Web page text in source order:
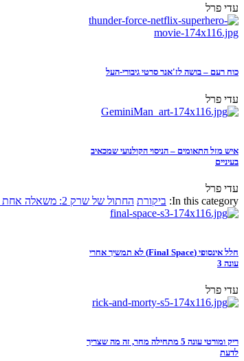
עדי פרל
כוח רעם – בושה לז'אנר סרטי גיבורי-העל
עדי פרל
איש מזל התאומים – הניסוי הקולנועי שמכאיב
בעיניים
עדי פרל
In this category: ביקורת החתול של שרק 2: משאלה אחת ודי
חלל אינסופי (Final Space) לא תמשיך אחרי
עונה 3
עדי פרל
ריק ומורטי עונה 5 מתחילה מחר, זה מה שצריך
לדעת